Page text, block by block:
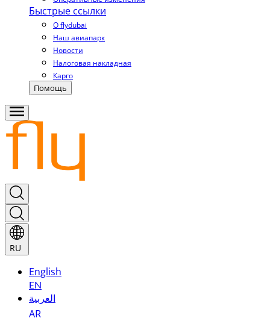
Быстрые ссылки
О flydubai
Наш авиапарк
Новости
Налоговая накладная
Карго
Помощь
RU
English
EN
العربية